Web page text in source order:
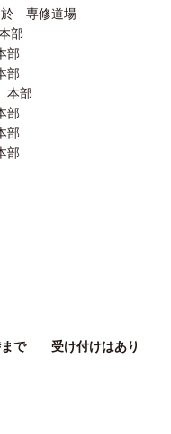
専修道場
部
部
部
本部
部
部
部
まで 受け付けはあり